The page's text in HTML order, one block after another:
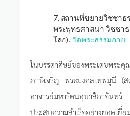
7. สถานที่ขยายวิชชาธ
พระพุทธศาสนา วิชชาธ
โลก): วัดพระธรรมกาย
ในบรรดาศิษย์ของพระเดชพระ
ภาษีเจริญ พระมงคลเทพมุนี (
อาจารย์มหารัตนอุบาสิกาจัน
ประสบความสำเร็จอย่างยอดเยี่